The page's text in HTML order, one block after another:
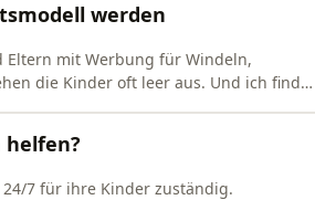
werden
Eltern mit Werbung für Windeln,
die Kinder oft leer aus. Und ich finde:
helfen?
7 für ihre Kinder zuständig.